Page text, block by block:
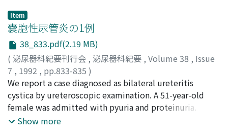
pyelography (RP) showed extravasation from the left
renal pelvis. The ureteral stent was indwelled, and the
extravasation showed remission. In case 2, a 55-year-old
female complained of left lumbago 6 months after
Miles' operation for rectal cancer. DIP showed
extravasation from the left renal pelvis. The same
findings were confirmed on the repeated DIP after 10
days. The ureteral stent was indwelled, and the
extravasation was cured. In case 3, a 69-year-old male
complained of left flank pain and left abdominal tumor
Item
嚢胞性尿管炎の1例
38_833.pdf(2.19 MB)
( 泌尿器科紀要刊行会 , 泌尿器科紀要 , Volume 38 , Issue
7 , 1992 , pp.833-835 )
谷川, 克己;松下, 一男;Tanikawa, Katsumi;Matsushita,
Kazuo
We report a case diagnosed as bilateral ureteritis
cystica by ureteroscopic examination. A 51-year-old
female was admitted with pyuria and proteinuria.
Retrograde pyelography revealed multiple, small,
Show more